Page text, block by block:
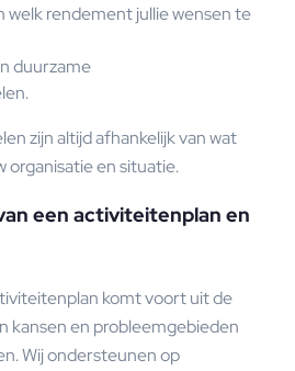
welk rendement jullie wensen te
duurzame
zijn altijd afhankelijk van wat
organisatie en situatie.
een activiteitenplan en
komt voort uit de
kansen en probleemgebieden
Wij ondersteunen op